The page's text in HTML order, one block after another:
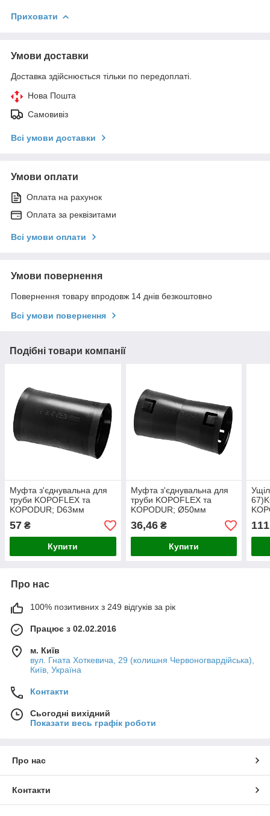
Приховати
Умови доставки
Доставка здійснюється тільки по передоплаті.
Нова Пошта
Самовивіз
Всі умови доставки
Умови оплати
Оплата на рахунок
Оплата за реквізитами
Всі умови оплати
Умови повернення
Повернення товару впродовж 14 днів безкоштовно
Всі умови повернення
Подібні товари компанії
Муфта з'єднувальна для
труби KOPOFLEX та
KOPODUR; D63мм
57 ₴
Купити
Муфта з'єднувальна для
труби KOPOFLEX та
KOPODUR; Ø50мм
36,46₴
Купити
111
Про нас
100% позитивних з 249 відгуків за рік
Працює з 02.02.2016
м. Київ
вул. Гната Хоткевича, 29 (колишня Червоногвардійська),
Київ, Україна
Контакти
Сьогодні вихідний
Показати весь графік роботи
Про нас
Контакти